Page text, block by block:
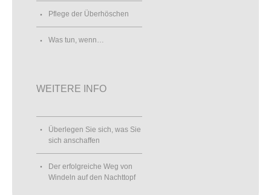
Pflege der Überhöschen
Was tun, wenn…
WEITERE INFO
Überlegen Sie sich, was Sie
sich anschaffen
Der erfolgreiche Weg von
Windeln auf den Nachttopf